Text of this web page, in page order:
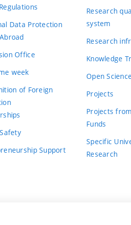
output
implementoval
systému. Za tímto
vytváření modelů, a
editovat. Svůj nástroj
hodnotím řešení jako
of
results
Práce navazuje na
nahrazuje. Práce byla
Data Protection
Office
week
of Foreign
Support
Research
system
Research
Knowledge
Open Science
Projects
Projects
Funds
Specific
Research